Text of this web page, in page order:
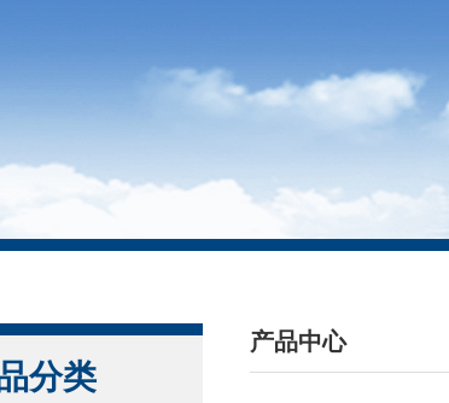
分类
产品中心
/ PRODUCTS CENTER